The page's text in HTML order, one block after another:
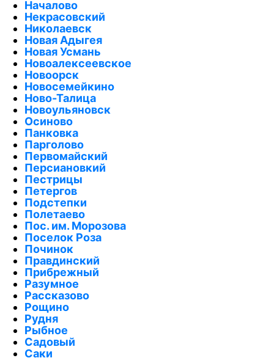
Началово
Некрасовский
Николаевск
Новая Адыгея
Новая Усмань
Новоалексеевское
Новоорск
Новосемейкино
Ново-Талица
Новоульяновск
Осиново
Панковка
Парголово
Первомайский
Персиановкий
Пестрицы
Петергов
Подстепки
Полетаево
Пос. им. Морозова
Поселок Роза
Починок
Правдинский
Прибрежный
Разумное
Рассказово
Рощино
Рудня
Рыбное
Садовый
Саки